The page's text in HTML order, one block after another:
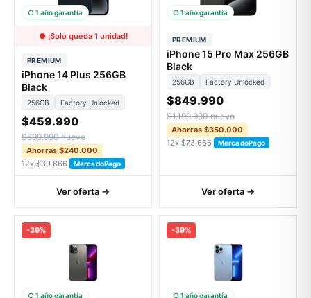
○ 1 año garantía
● ¡Solo queda 1 unidad!
PREMIUM
iPhone 14 Plus 256GB
Black
256GB Factory Unlocked
$459.990
$699.990 nuevo
Ahorras $240.000
12x $39.866
MercadoPago
Ver oferta →
○ 1 año garantía
PREMIUM
iPhone 15 Pro Max 256GB
Black
256GB Factory Unlocked
$849.990
$1.199.990 nuevo
Ahorras $350.000
12x $73.666
MercadoPago
Ver oferta →
-39%
○ 1 año garantía
-39%
○ 1 año garantía